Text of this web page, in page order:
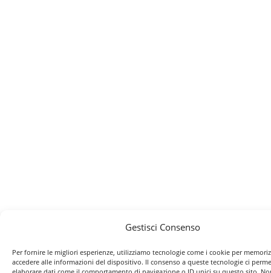
Gestisci Consenso
Per fornire le migliori esperienze, utilizziamo tecnologie come i cookie per
accedere alle informazioni del dispositivo. Il consenso a queste tecnologie ci